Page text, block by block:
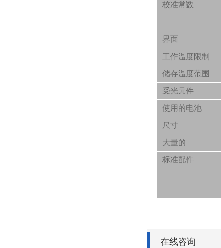
校准常数
界面
工作温度限制
储存温度范围
受光元件
使用的电池
尺寸
大量的
标准配件
在线咨询